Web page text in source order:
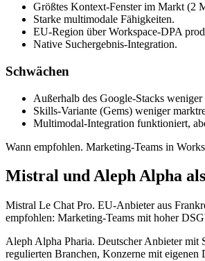
Größtes Kontext-Fenster im Markt (2
Starke multimodale Fähigkeiten.
EU-Region über Workspace-DPA
Native Suchergebnis-Integration.
Schwächen
Außerhalb des Google-Stacks
Skills-Variante (Gems) weniger
Multimodal-Integration funktioniert,
Wann empfohlen. Marketing-Teams in
Mistral und Aleph Alpha
Mistral Le Chat Pro. EU-Anbieter aus
empfohlen: Marketing-Teams mit hoher
Aleph Alpha Pharia. Deutscher Anbieter mit
regulierten Branchen, Konzerne mit eigenen